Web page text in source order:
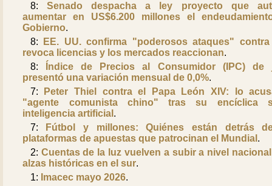
8: Senado despacha a ley proyecto que
aumentar en US$6.200 millones el
Gobierno.
8:
EE. UU. confirma "poderosos ataques" contra
revoca licencias y los mercados reaccionan.
8:
Índice de Precios al Consumidor (IPC) de
presentó una variación mensual de 0,0%.
7:
Peter Thiel contra el Papa León XIV: lo
"agente comunista chino" tras su encíclica
inteligencia artificial .
7:
Fútbol y millones: Quiénes están detrás
plataformas de apuestas que patrocinan el Mundial .
2: Cuentas de la luz vuelven a subir a nivel
alzas históricas en el sur.
1: Imacec mayo 2026.